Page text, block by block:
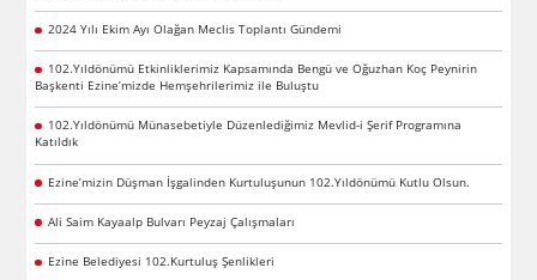
2024 Yılı Ekim Ayı Olağan Meclis Toplantı Gündemi
102.Yıldönümü Etkinliklerimiz Kapsamında Bengü ve Oğuzhan Koç Peynirin
Başkenti Ezine’mizde Hemşehrilerimiz ile Buluştu
102.Yıldönümü Münasebetiyle Düzenlediğimiz Mevlid-i Şerif Programına
Katıldık
Ezine’mizin Düşman İşgalinden Kurtuluşunun 102.Yıldönümü Kutlu Olsun.
Ali Saim Kayaalp Bulvarı Peyzaj Çalışmaları
Ezine Belediyesi 102.Kurtuluş Şenlikleri